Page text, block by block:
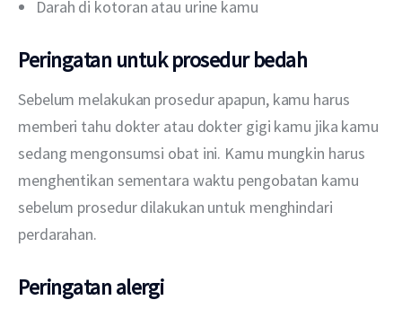
Darah di kotoran atau urine kamu
Peringatan untuk prosedur bedah
Sebelum melakukan prosedur apapun, kamu harus
memberi tahu dokter atau dokter gigi kamu jika kamu
sedang mengonsumsi obat ini. Kamu mungkin harus
menghentikan sementara waktu pengobatan kamu
sebelum prosedur dilakukan untuk menghindari
perdarahan.
Peringatan alergi